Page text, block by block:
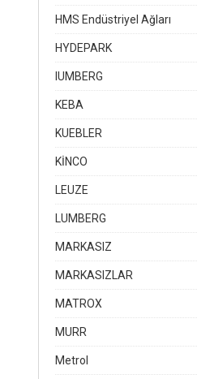
HMS Endüstriyel Ağları
HYDEPARK
IUMBERG
KEBA
KUEBLER
KİNCO
LEUZE
LUMBERG
MARKASIZ
MARKASIZLAR
MATROX
MURR
Metrol